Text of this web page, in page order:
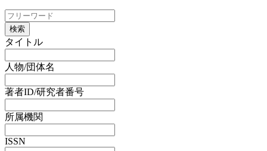
検索
タイトル
人物/団体名
著者ID/研究者番号
所属機関
ISSN